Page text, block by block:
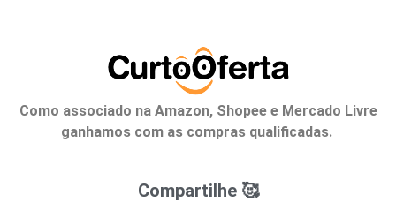
Como associado na Amazon, Shopee e Mercado Livre
ganhamos com as compras qualificadas.
Compartilhe 🥰